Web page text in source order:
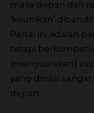
masa depan dan
‘keunikan’
Partai ini adalah
tetapi
(menyuarakan)
yang dinilai
depan.